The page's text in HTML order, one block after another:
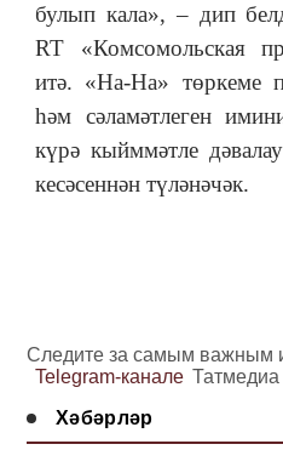
булып кала», – дип
RT «Комсомольская
итә. «На-На» төркеме
һәм сәламәтлеген
күрә кыйммәтле
кесәсеннән түләнәчәк.
Следите за самым важным
Telegram-канале Татмедиа
Хәбәрләр